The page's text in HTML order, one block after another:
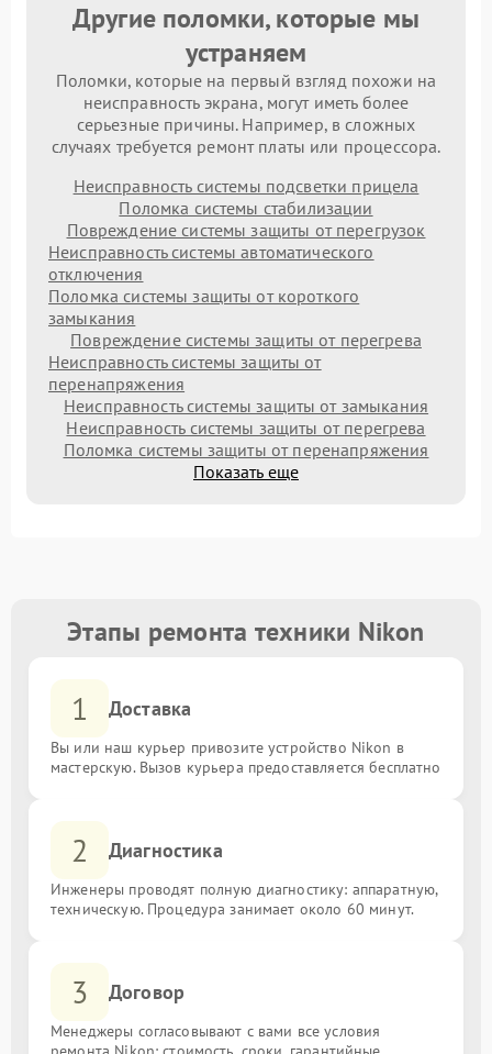
Другие поломки, которые мы
устраняем
Поломки, которые на первый взгляд похожи на
неисправность экрана, могут иметь более
серьезные причины. Например, в сложных
случаях требуется ремонт платы или процессора.
Неисправность системы подсветки прицела
Поломка системы стабилизации
Повреждение системы защиты от перегрузок
Неисправность системы автоматического
отключения
Поломка системы защиты от короткого
замыкания
Повреждение системы защиты от перегрева
Неисправность системы защиты от
перенапряжения
Неисправность системы защиты от замыкания
Неисправность системы защиты от перегрева
Поломка системы защиты от перенапряжения
Показать еще
Этапы ремонта техники Nikon
1 Доставка
Вы или наш курьер привозите устройство Nikon в
мастерскую. Вызов курьера предоставляется бесплатно
2 Диагностика
Инженеры проводят полную диагностику: аппаратную,
техническую. Процедура занимает около 60 минут.
3 Договор
Менеджеры согласовывают с вами все условия